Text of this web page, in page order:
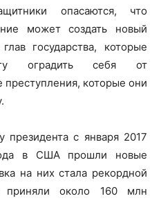
опасаются, что
может создать новый
государства, которые
оградить себя от
преступления, которые они
президента с января 2017
в США прошли новые
на них стала рекордной
около 160 млн